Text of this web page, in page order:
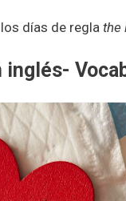
días de regla the
inglés-